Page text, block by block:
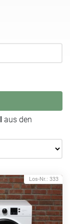
aus den
Los-Nr.: 333